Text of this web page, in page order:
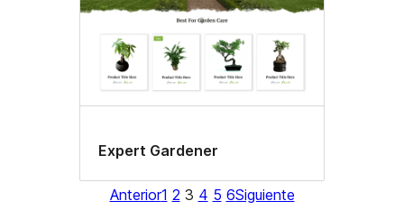
Expert Gardener
Anterior1 2 3 4 5 6Siguiente